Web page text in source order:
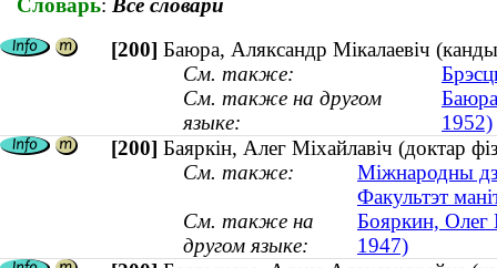
[200] Баюра, Аляксандр Мікалаевіч
См. также:
См. также на другом
языке:
1952)
[200] Баяркін, Алег Міхайлавіч (доктар
См. также:
Міжнародны
Факультэт
См. также на
другом языке:
Бояркин, Олег
1947)